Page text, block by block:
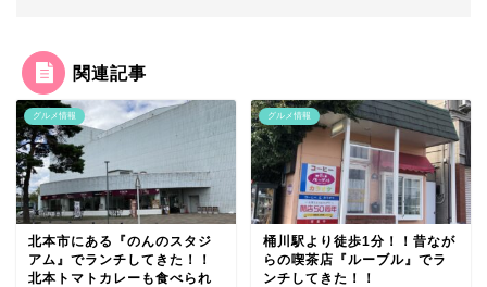
関連記事
グルメ情報
北本市にある『のんのスタジ
アム』でランチしてきた！！
北本トマトカレーも食べられ
グルメ情報
桶川駅より徒歩1分！！昔なが
らの喫茶店『ルーブル』でラ
ンチしてきた！！